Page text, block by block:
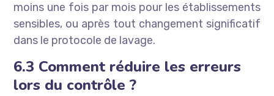
moins une fois par mois pour les établissements
sensibles, ou après tout changement significatif
dans le protocole de lavage.
6.3 Comment réduire les erreurs
lors du contrôle ?